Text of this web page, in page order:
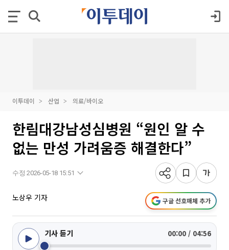
이투데이 산업 의료/바이오
한림대강남성심병원 “원인 알 수
없는 만성 가려움증 해결한다”
수정 2026-05-18 15:51
노상우 기자 구글 선호매체 추가
기사 듣기 00:00 / 04:56